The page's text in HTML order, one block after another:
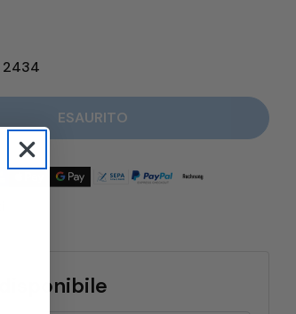
2434
Tazza Cappuccino ridurre
Eustachio Tazza Cappuccino
ESAURITO